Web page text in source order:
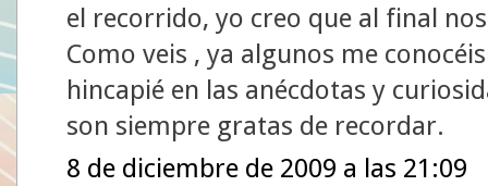
el recorrido, yo creo que al final
Como veis , ya algunos me
hincapié en las anécdotas y
son siempre gratas de recordar.
8 de diciembre de 2009 a las 21:09